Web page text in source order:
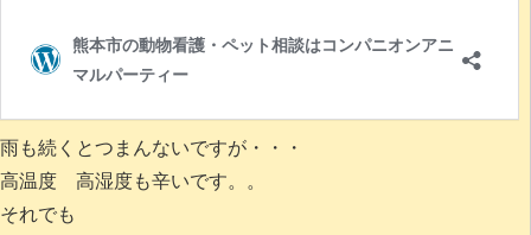
雨も続くとつまんないですが・・・
高温度 高湿度も辛いです。。
それでも